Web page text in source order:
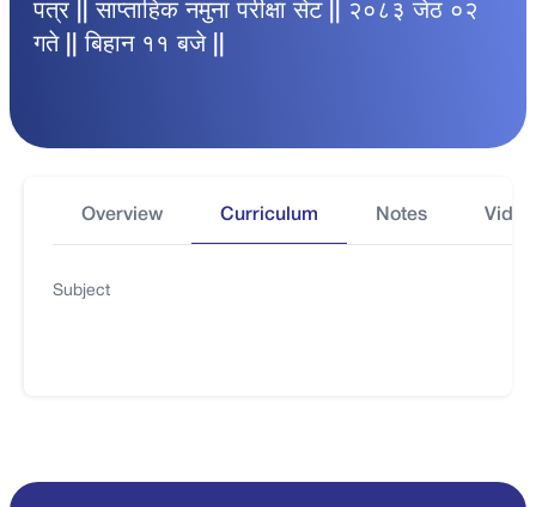
पत्र || साप्ताहिक नमुना परीक्षा सेट || २०८३ जेठ ०२
गते || बिहान ११ बजे ||
Overview Curriculum Notes
Subject